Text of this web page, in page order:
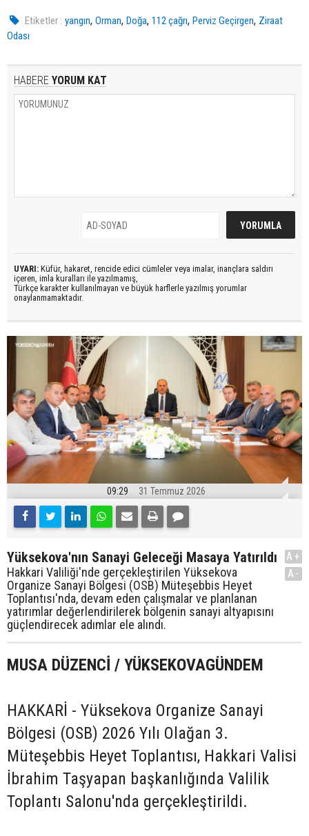
Etiketler : yangın,Orman,Doğa,112 çağrı,Perviz Geçirgen, Ziraat
Odası
HABERE YORUM KAT
UYARI: Küfür, hakaret, rencide edici cümleler veya imalar, inançlara saldırı
içeren, imla kuralları ile yazılmamış,
Türkçe karakter kullanılmayan ve büyük harflerle yazılmış yorumlar
onaylanmamaktadır.
09:29 31 Temmuz 2026
Yüksekova'nın Sanayi Geleceği Masaya Yatırıldı
Hakkari Valiliği'nde gerçekleştirilen Yüksekova
Organize Sanayi Bölgesi (OSB) Müteşebbis Heyet
Toplantısı'nda, devam eden çalışmalar ve planlanan
yatırımlar değerlendirilerek bölgenin sanayi altyapısını
güçlendirecek adımlar ele alındı.
A+
A-
MUSA DÜZENCİ / YÜKSEKOVAGÜNDEM
HAKKARİ - Yüksekova Organize Sanayi
Bölgesi (OSB) 2026 Yılı Olağan 3.
Müteşebbis Heyet Toplantısı, Hakkari Valisi
İbrahim Taşyapan başkanlığında Valilik
Toplantı Salonu'nda gerçekleştirildi.